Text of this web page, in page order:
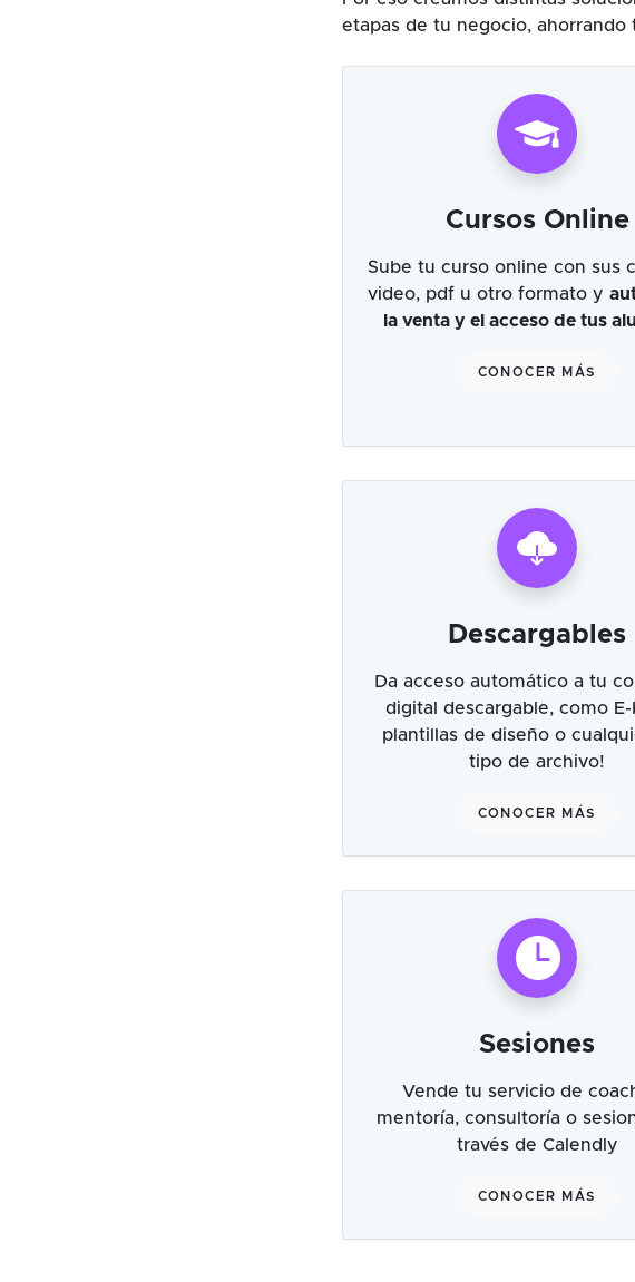
etapas de tu negocio, ahorrando
Cursos Online
Sube tu curso online con sus
video, pdf u otro formato y
la venta y el acceso de tus
CONOCER MÁS
Descargables
Da acceso automático a tu
digital descargable, como E-
plantillas de diseño o
tipo de archivo!
CONOCER MÁS
Sesiones
Vende tu servicio de
mentoría, consultoría o
través de Calendly
CONOCER MÁS